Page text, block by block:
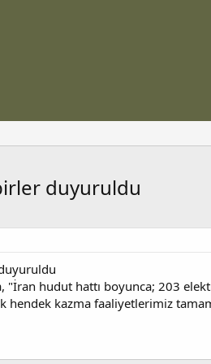
duyuruldu
"İran hudut hattı boyunca; 203
hendek kazma faaliyetlerimiz